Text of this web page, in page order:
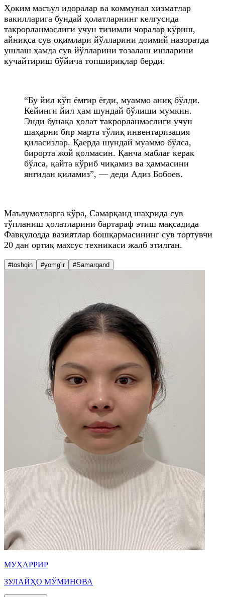
Ҳоким масъул идоралар ва коммунал хизматлар
вакилларига бундай ҳолатларнинг келгусида
такрорланмаслиги учун тизимли чоралар кўриш,
айниқса сув оқимлари йўлларини доимий назоратда
ушлаш ҳамда сув йўлларини тозалаш ишларини
кучайтириш бўйича топшириқлар берди.
“Бу йил кўп ёмғир ёғди, муаммо аниқ бўлди.
Кейинги йил ҳам шундай бўлиши мумкин.
Энди бунақа ҳолат такрорланмаслиги учун
шаҳарни бир марта тўлиқ инвентаризация
қиласизлар. Қаерда шундай муаммо бўлса,
бирорта жой қолмасин. Қанча маблағ керак
бўлса, қайта кўриб чиқамиз ва ҳаммасини
янгидан қиламиз”, — деди Адиз Бобоев.
Маълумотларга кўра, Самарқанд шаҳрида сув
тўпланиш ҳолатларини бартараф этиш мақсадида
Фавқулодда вазиятлар бошқармасининг сув тортувчи
20 дан ортиқ махсус техникаси жалб этилган.
#toshqin #yomg'ir #Samarqand
МУҲАРРИР
ЗУЛАЙҲО МЎМИНОВА